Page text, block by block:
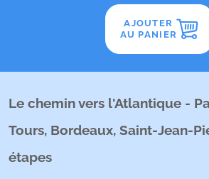
AJOUTER
AU PANIER
Le chemin vers l'Atlantique -
Tours, Bordeaux, Saint-Jean-
étapes